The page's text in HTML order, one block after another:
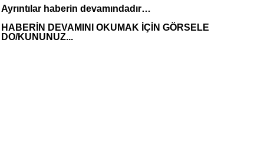
Ayrıntılar haberin devamındadır…
HABERİN DEVAMINI OKUMAK İÇİN GÖRSELE
DO/KUNUNUZ...